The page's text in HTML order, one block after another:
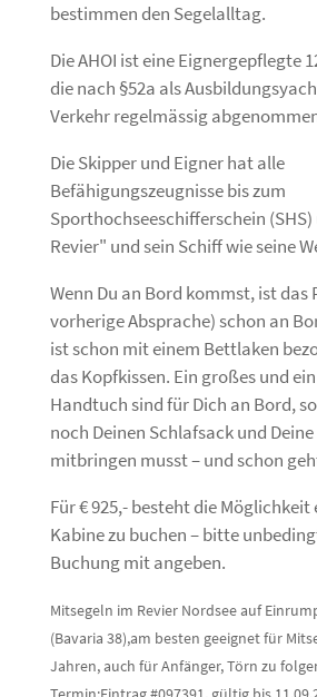
bestimmen den Segelalltag.
Die AHOI ist eine Eignergepflegte
die nach §52a als
Verkehr regelmässig
Die Skipper und Eigner hat alle
Befähigungszeugnisse bis zum
Sporthochseeschifferschein
Revier" und sein Schiff wie seine
Wenn Du an Bord kommst, ist
vorherige Absprache) schon an
ist schon mit einem Bettlaken
das Kopfkissen. Ein großes und
Handtuch sind für Dich an Bord,
noch Deinen Schlafsack und
mitbringen musst – und schon
Für € 925,- besteht die Möglichkeit
Kabine zu buchen – bitte
Buchung mit angeben.
Mitsegeln im Revier Nordsee auf
(Bavaria 38),am besten geeignet für
Jahren, auch für Anfänger, Törn zu